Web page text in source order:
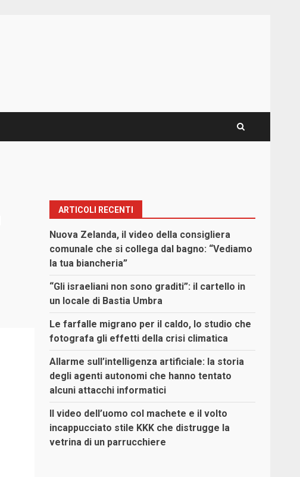
ARTICOLI RECENTI
Nuova Zelanda, il video della consigliera
comunale che si collega dal bagno: “Vediamo
la tua biancheria”
“Gli israeliani non sono graditi”: il cartello in
un locale di Bastia Umbra
Le farfalle migrano per il caldo, lo studio che
fotografa gli effetti della crisi climatica
Allarme sull’intelligenza artificiale: la storia
degli agenti autonomi che hanno tentato
alcuni attacchi informatici
Il video dell’uomo col machete e il volto
incappucciato stile KKK che distrugge la
vetrina di un parrucchiere